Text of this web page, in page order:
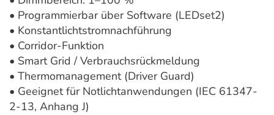
• Programmierbar über Software (LEDset2)
• Konstantlichtstromnachführung
• Corridor-Funktion
• Smart Grid / Verbrauchsrückmeldung
• Thermomanagement (Driver Guard)
• Geeignet für Notlichtanwendungen (IEC 61347-
2-13, Anhang J)